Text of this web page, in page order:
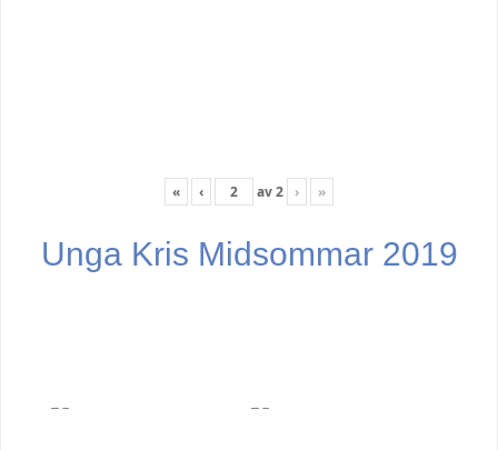
« ‹ av2 › »
Unga Kris Midsommar 2019